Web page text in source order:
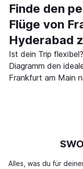
Finde den
Flüge von
Hyderabad
Ist dein Trip
Diagramm den
Frankfurt am Main
Alles, was du für